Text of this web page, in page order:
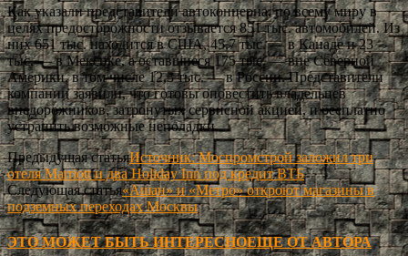
Как указали представители автоконцерна, по всему миру в
целях предосторожности отзывается 851 тыс. автомобилей. Из
них 651 тыс. находится в США, 45,7 тыс. — в Канаде и 23
тыс. — в Мексике, а оставшиеся 175 тыс. — вне Северной
Америки, в том числе 12,3 тыс. — в России. Представители
компании заявили, что готовы оповестить владельцев
внедорожников, затронутых сервисной акцией, и бесплатно
устранить возможные неполадки.
Предыдущая статьяИсточник: Моспромстрой заложил три
отеля Marriott и два Holiday Inn под кредит ВТБ
Следующая статья«Ашан» и «Метро» откроют магазины в
подземных переходах Москвы
ЭТО МОЖЕТ БЫТЬ ИНТЕРЕСНОЕЩЕ ОТ АВТОРА